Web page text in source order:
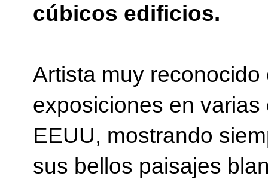
cúbicos edificios.
Artista muy
exposiciones en
EEUU, mostrando
sus bellos paisajes